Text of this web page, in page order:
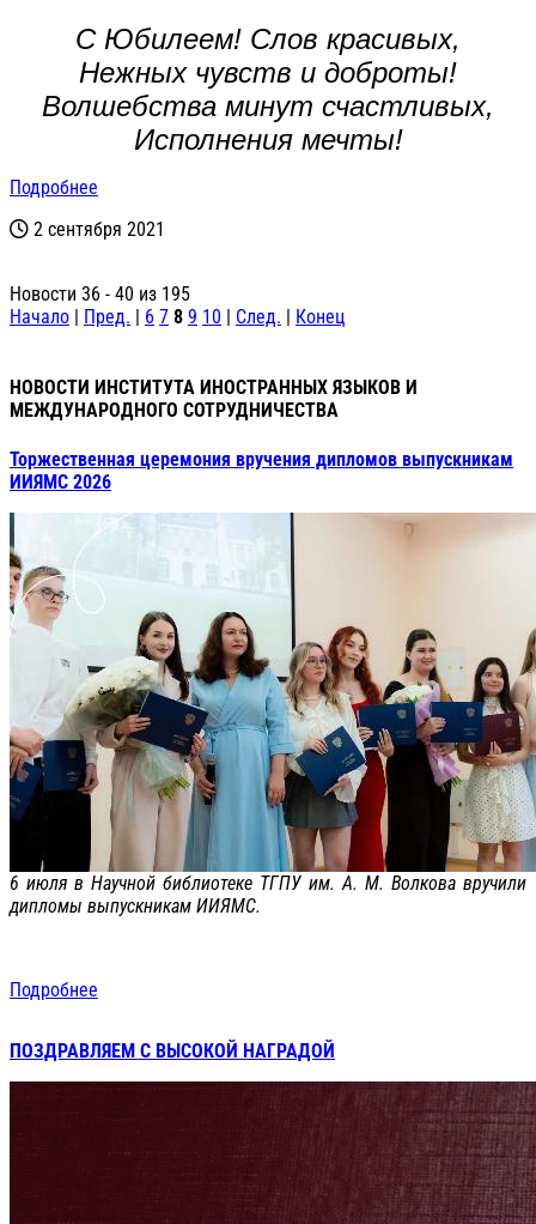
С Юбилеем! Слов красивых,
Нежных чувств и доброты!
Волшебства минут счастливых,
Исполнения мечты!
Подробнее
2 сентября 2021
Новости 36 - 40 из 195
Начало | Пред. | 6 7 8 9 10 | След. | Конец
НОВОСТИ ИНСТИТУТА ИНОСТРАННЫХ ЯЗЫКОВ И
МЕЖДУНАРОДНОГО СОТРУДНИЧЕСТВА
Торжественная церемония вручения дипломов выпускникам
ИИЯМС 2026
6 июля в Научной библиотеке ТГПУ им. А. М. Волкова вручили
дипломы выпускникам ИИЯМС.
Подробнее
ПОЗДРАВЛЯЕМ С ВЫСОКОЙ НАГРАДОЙ